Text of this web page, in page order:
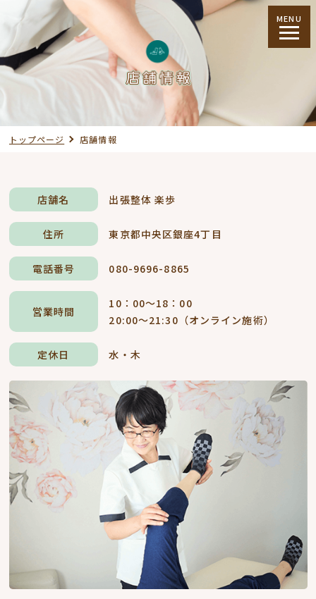
MENU
トップページ 店舗情報
店舗名 出張整体 楽歩
住所 東京都中央区銀座4丁目
電話番号 080-9696-8865
営業時間
10：00～18：00
20:00～21:30（オンライン施術）
定休日 水・木